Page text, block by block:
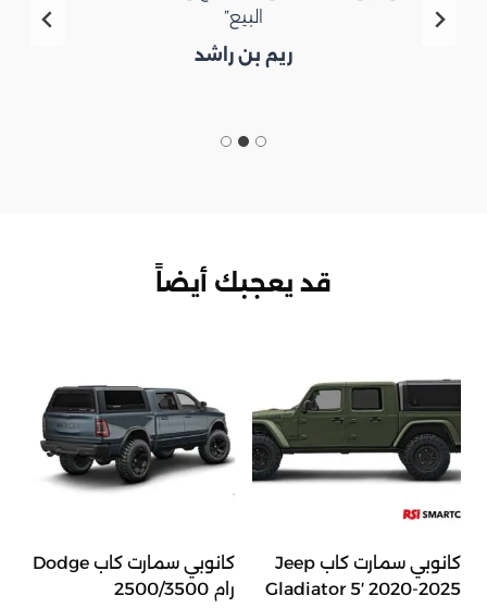
البيع”
ريم بن راشد
قد يعجبك أيضاً
كانوبي سمارت كاب Jeep
Gladiator 5′ 2020-2025
كانوبي سمارت كاب Dodge
رام 2500/3500